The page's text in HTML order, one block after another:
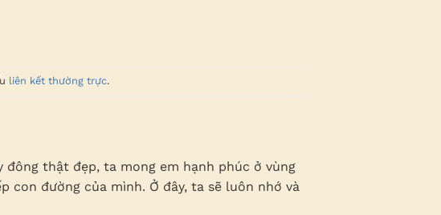
liên kết thường trực.
thật đẹp, ta mong em hạnh phúc ở vùng
con đường của mình. Ở đây, ta sẽ luôn nhớ và